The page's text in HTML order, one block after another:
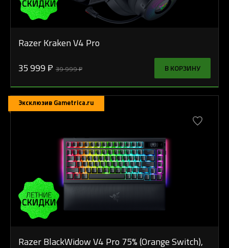
Razer Kraken V4 Pro
35 999 ₽ 39 999 ₽ В КОРЗИНУ
Эксклюзив Gametrica.ru
Razer BlackWidow V4 Pro 75% (Orange Switch),